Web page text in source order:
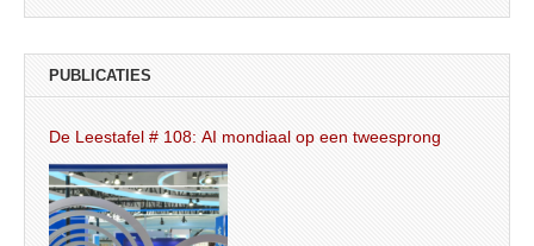
PUBLICATIES
De Leestafel # 108: AI mondiaal op een tweesprong